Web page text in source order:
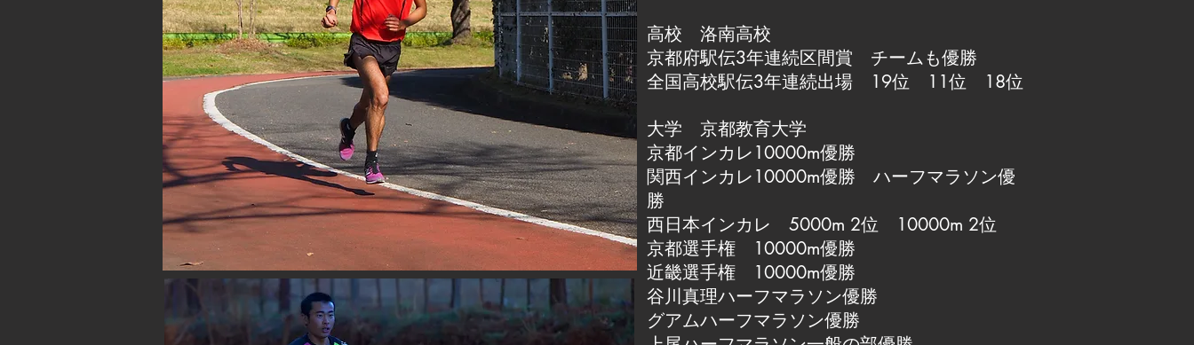
高校 洛南高校
京都府駅伝3年連続区間賞 チームも優勝
全国高校駅伝3年連続出場 19位 11位 18位
大学 京都教育大学
京都インカレ10000m優勝
関西インカレ10000m優勝 ハーフマラソン優
勝
西日本インカレ 5000m 2位 10000m 2位
京都選手権 10000m優勝
近畿選手権 10000m優勝
谷川真理ハーフマラソン優勝
グアムハーフマラソン優勝